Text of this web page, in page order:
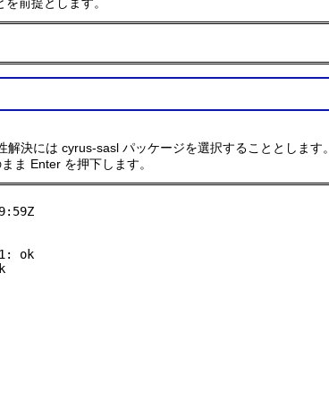
決には cyrus-sasl パッケージを選択することとします
ま Enter を押下します。
ok